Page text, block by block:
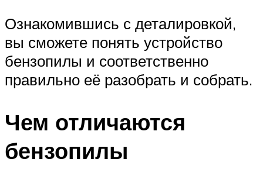
Ознакомившись с деталировкой,
вы сможете понять устройство
бензопилы и соответственно
правильно её разобрать и собрать.
Чем отличаются
бензопилы